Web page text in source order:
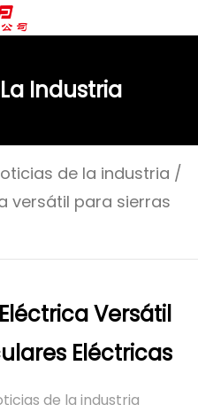
Industria
de la industria /
versátil para sierras
Versátil
Eléctricas
de la industria